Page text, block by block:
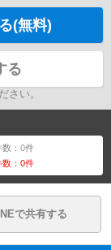
(無料)
る
さい。
数：0件
数：0件
で共有する